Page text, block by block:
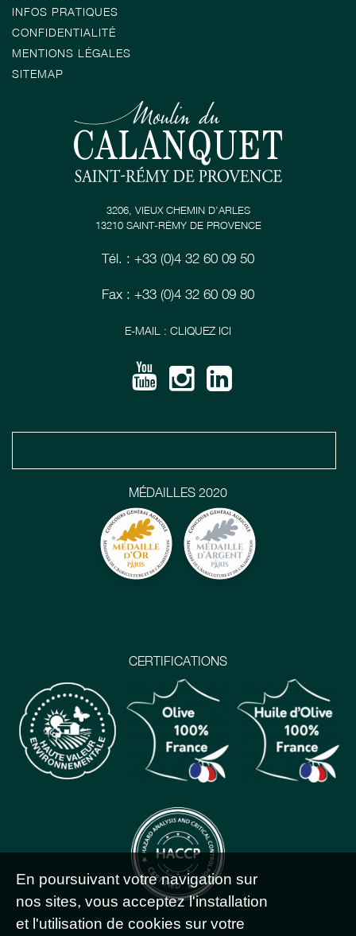
INFOS PRATIQUES
CONFIDENTIALITÉ
MENTIONS LÉGALES
SITEMAP
CERTIFICATIONS
MÉDAILLES 2020
3206, VIEUX CHEMIN D’ARLES
13210 SAINT-RÉMY DE PROVENCE
Tél. : +33 (0)4 32 60 09 50
Fax : +33 (0)4 32 60 09 80
E-MAIL : CLIQUEZ ICI
En poursuivant votre navigation sur
nos sites, vous acceptez l'installation
et l'utilisation de cookies sur votre